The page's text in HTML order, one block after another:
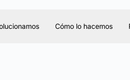
Cómo lo hacemos